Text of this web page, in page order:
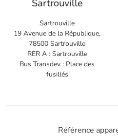
Sartrouville
Sartrouville
19 Avenue de la République,
78500 Sartrouville
RER A : Sartrouville
Bus Transdev : Place des
fusillés
Référence